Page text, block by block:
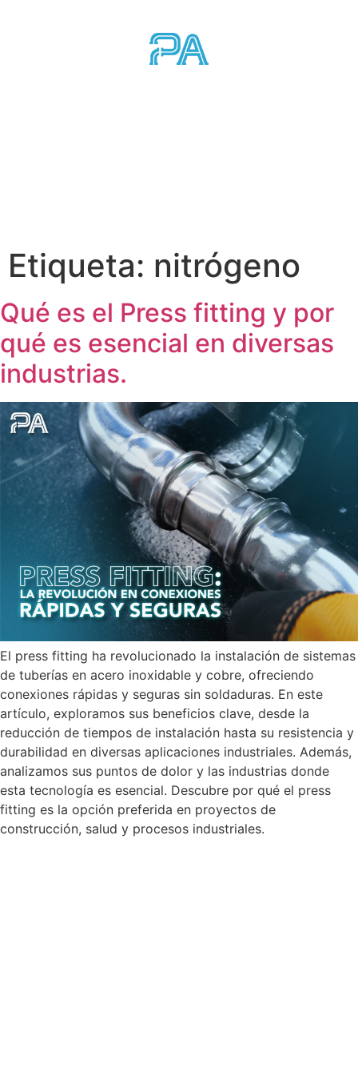
Etiqueta: nitrógeno
Qué es el Press fitting y por
qué es esencial en diversas
industrias.
El press fitting ha revolucionado la instalación de sistemas
de tuberías en acero inoxidable y cobre, ofreciendo
conexiones rápidas y seguras sin soldaduras. En este
artículo, exploramos sus beneficios clave, desde la
reducción de tiempos de instalación hasta su resistencia y
durabilidad en diversas aplicaciones industriales. Además,
analizamos sus puntos de dolor y las industrias donde
esta tecnología es esencial. Descubre por qué el press
fitting es la opción preferida en proyectos de
construcción, salud y procesos industriales.